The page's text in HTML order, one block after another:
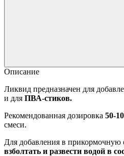
Описание
Ликвид предназначен для
и для ПВА-стиков.
Рекомендованная дозировка 50-
смеси.
Для добавления в прикормочную
взболтать и развести водой в